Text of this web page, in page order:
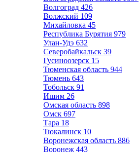
Волгоград 426
Волжский 109
Михайловка 45
Республика Бурятия 979
Улан-Удэ 632
Северобайкальск 39
Гусиноозерск 15
Тюменская область 944
Тюмень 643
Тобольск 91
Ишим 26
Омская область 898
Омск 697
Тара 18
Тюкалинск 10
Воронежская область 886
Воронеж 443